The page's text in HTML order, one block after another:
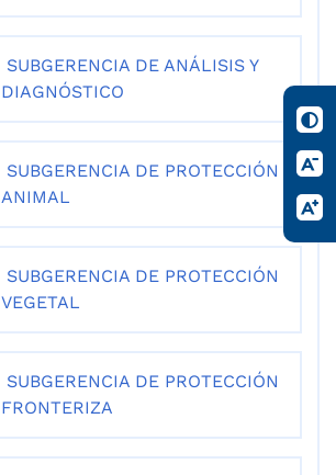
SUBGERENCIA DE ANÁLISIS Y
DIAGNÓSTICO
SUBGERENCIA DE PROTECCIÓN
ANIMAL
SUBGERENCIA DE PROTECCIÓN
VEGETAL
SUBGERENCIA DE PROTECCIÓN
FRONTERIZA